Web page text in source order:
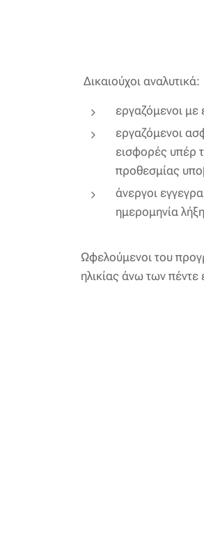
Δικαιούχοι αναλυτικά:
εργαζόμενοι με
εργαζόμενοι
εισφορές υπέρ
προθεσμίας
άνεργοι
ημερομηνία
Ωφελούμενοι του
ηλικίας άνω των